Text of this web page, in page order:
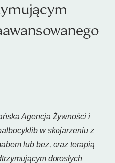
Agencja Żywności i
w skojarzeniu z
lub bez, oraz terapią
dorosłych